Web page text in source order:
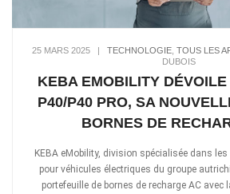
25 MARS 2025 | TECHNOLOGIE TOUS LES
DUBOIS
KEBA EMOBILITY
P40/P40 PRO, SA
BORNES DE
KEBA eMobility, division spécialisée dans
pour véhicules électriques du groupe
portefeuille de bornes de recharge AC avec